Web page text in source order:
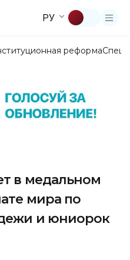
РУ
реформа
в медальном
мира по
и юниорок